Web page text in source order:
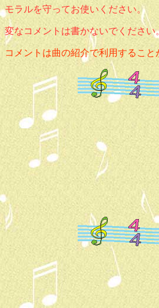
モラルを守ってお使いください。
変なコメントは書かないでくださ
コメントは曲の紹介で利用するこ